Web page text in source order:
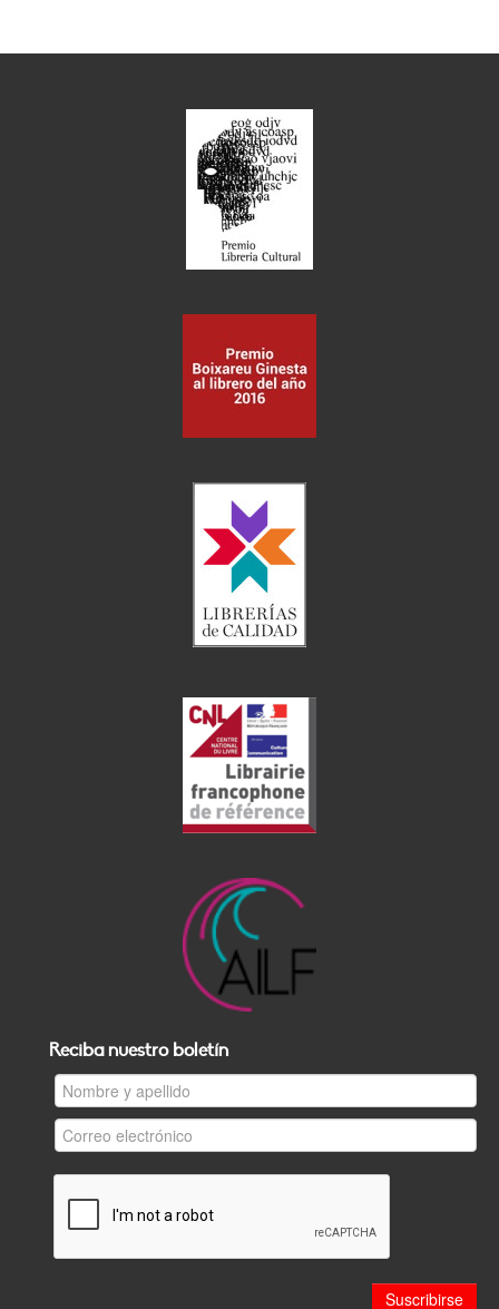
Reciba nuestro boletín